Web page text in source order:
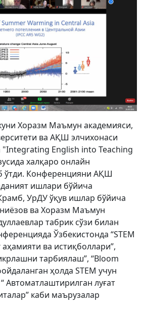
Хоразм Маъмун академияси,
ва АҚШ элчихонаси
"Integrating English into Teaching
халқаро онлайн
ўтди. Конференцияни АҚШ
ишлари бўйича
УрДУ ўқув ишлар бўйича
ва Хоразм Маъмун
табрик сўзи билан
Ўзбекистонда “STEM
ва истиқболлари”,
тарбиялаш”, “Bloom
ҳолда STEM учун
Автоматлаштирилган луғат
каби маърузалар